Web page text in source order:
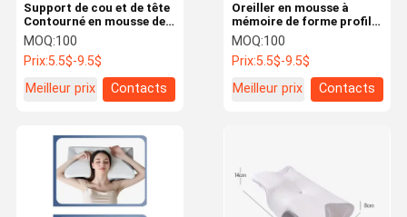
Oreiller en mousse à
mémoire de forme profilé
et lavable en machine
pour dormeurs sur le dos
et sur le côté - Facile
MOQ:100
Prix:5.5$-9.5$
Meilleur prix
Contacts
Support de cou et de tête
Contourné en mousse de
mémoire oreiller machine
Couverture lavable
Méthode de lavage
pratique incluse
MOQ:100
Prix:5.5$-9.5$
Meilleur prix
Contacts